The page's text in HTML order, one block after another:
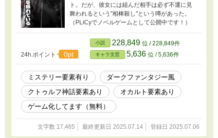
ト。だが、彼女には組んだ相手は必ず不運に見
舞われるという"相棒殺し"という噂があった。
（PLiCyでノベルゲームとして公開中です！）
24h.ポイント 0pt
小説 228,849 位 / 228,849件
キャラ文芸 5,636 位 / 5,636件
ミステリー要素有り
ダークファンタジー風
クトゥルフ神話要素あり
オカルト要素あり
ゲーム化してます（無料）
文字数 17,465 最終更新日 2025.07.14 登録日 2025.07.06